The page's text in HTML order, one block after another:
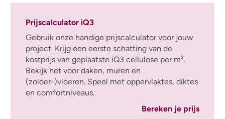
Prijscalculator iQ3
Gebruik onze handige prijscalculator voor jouw
project. Krijg een eerste schatting van de
kostprijs van geplaatste iQ3 cellulose per m².
Bekijk het voor daken, muren en
(zolder-)vloeren. Speel met oppervlaktes, diktes
en comfortniveaus.
Bereken je prijs